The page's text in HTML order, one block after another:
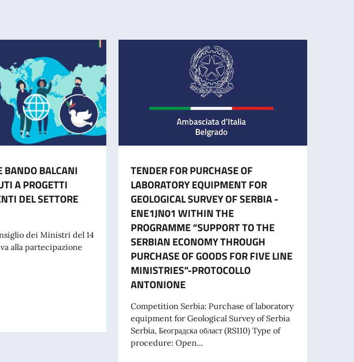
BANDO BALCANI
A PROGETTI
DEL SETTORE
dei Ministri del 14
alla partecipazione
BANDO BALCANI 2026: CONTRIBUTI A PROGETTI PROMOSSI DA ENTI DEL SETTORE PRIVATO
TENDER FOR PURCHASE OF
LABORATORY EQUIPMENT FOR
GEOLOGICAL SURVEY OF SERBIA -
ENE1JN01 WITHIN THE
PROGRAMME “SUPPORT TO THE
SERBIAN ECONOMY THROUGH
PURCHASE OF GOODS FOR FIVE LINE
MINISTRIES”-PROTOCOLLO
ANTONIONE
Competition Serbia: Purchase of laboratory
equipment for Geological Survey of Serbia
Serbia, Београдска област (RS110) Type of
procedure: Open...